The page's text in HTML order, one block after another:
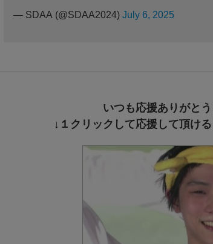
— SDAA (@SDAA2024) July 6, 2025
いつも応援ありがとう
↓１クリックして応援して頂け